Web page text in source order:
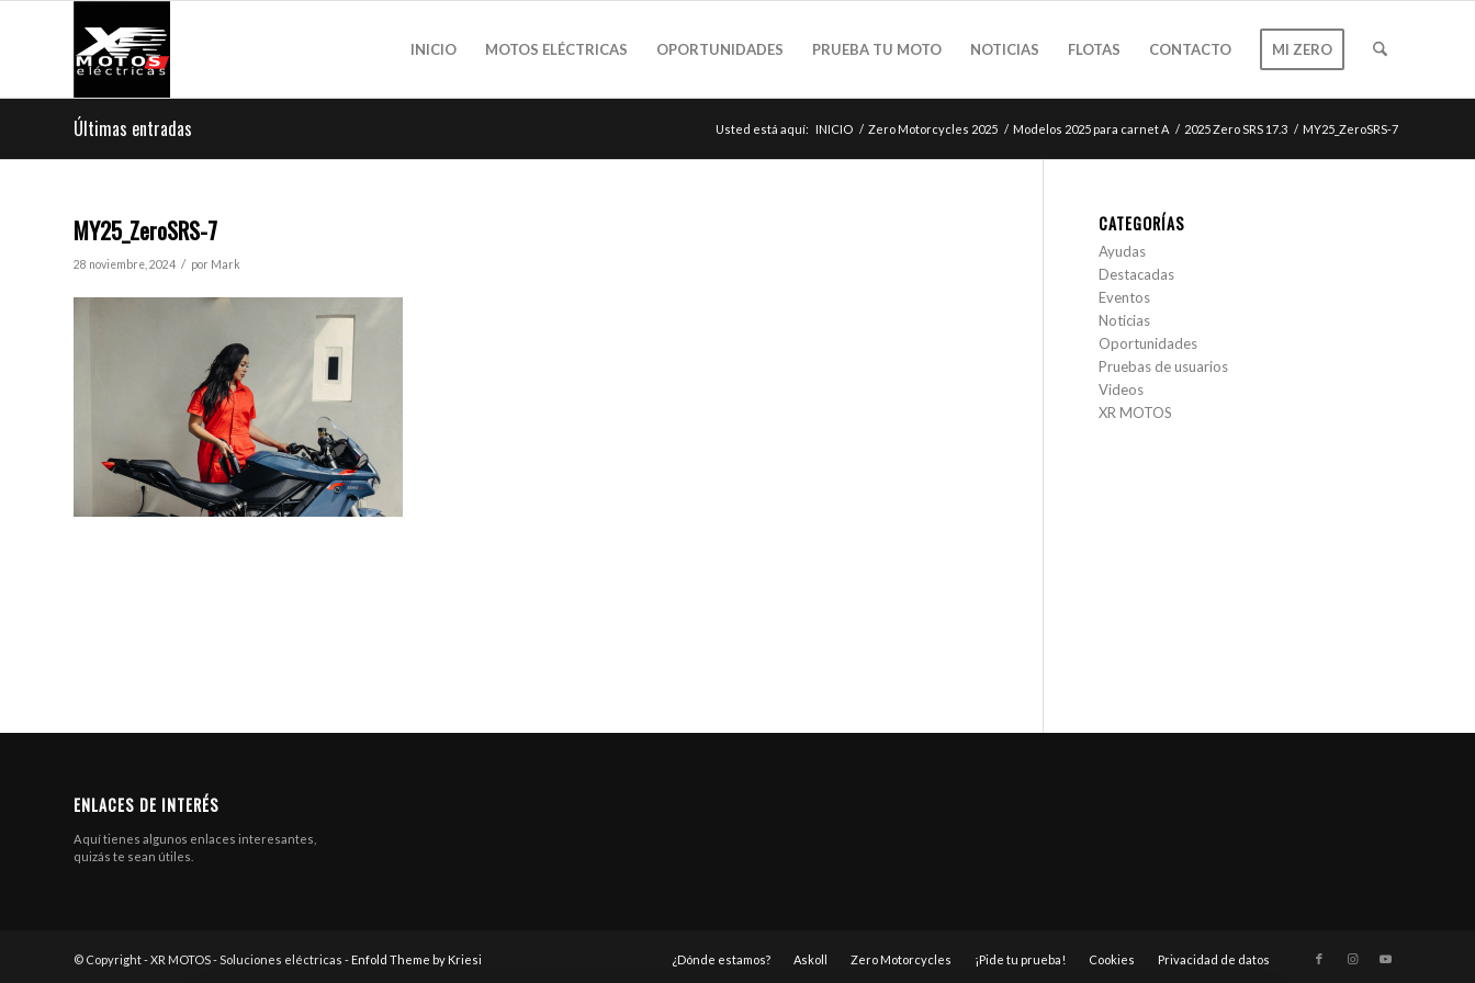
INICIO MOTOS ELÉCTRICAS OPORTUNIDADES PRUEBA TU MOTO NOTICIAS FLOTAS CONTACTO MI ZERO
Últimas entradas Usted está aquí: INICIO / Zero Motorcycles 2025 / Modelos 2025 para carnet A / 2025 Zero SRS 17.3 / MY25_ZeroSRS-7
MY25_ZeroSRS-7
28 noviembre, 2024 / por Mark
CATEGORÍAS
Ayudas
Destacadas
Eventos
Noticias
Oportunidades
Pruebas de usuarios
Videos
XR MOTOS
ENLACES DE INTERÉS
Aquí tienes algunos enlaces interesantes,
quizás te sean útiles.
© Copyright - XR MOTOS - Soluciones eléctricas - Enfold Theme by Kriesi ¿Dónde estamos? Askoll Zero Motorcycles ¡Pide tu prueba! Cookies Privacidad de datos